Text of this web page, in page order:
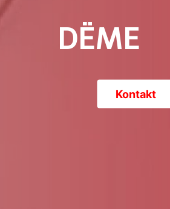
DËME
Kontakt